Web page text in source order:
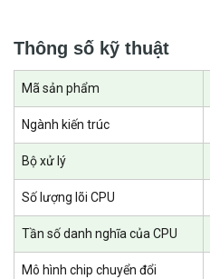
Thông số kỹ thuật
Mã sản phẩm
Ngành kiến ​​trúc
Bộ xử lý
Số lượng lõi CPU
Tần số danh nghĩa của CPU
Mô hình chip chuyển đổi